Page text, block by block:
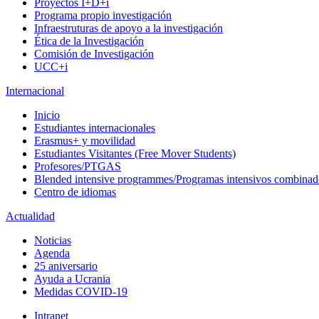
Proyectos I+D+i
Programa propio investigación
Infraestruturas de apoyo a la investigación
Ética de la Investigación
Comisión de Investigación
UCC+i
Internacional
Inicio
Estudiantes internacionales
Erasmus+ y movilidad
Estudiantes Visitantes (Free Mover Students)
Profesores/PTGAS
Blended intensive programmes/Programas intensivos
Centro de idiomas
Actualidad
Noticias
Agenda
25 aniversario
Ayuda a Ucrania
Medidas COVID-19
Intranet